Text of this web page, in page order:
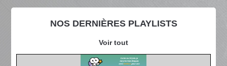
NOS DERNIÈRES PLAYLISTS
Voir tout